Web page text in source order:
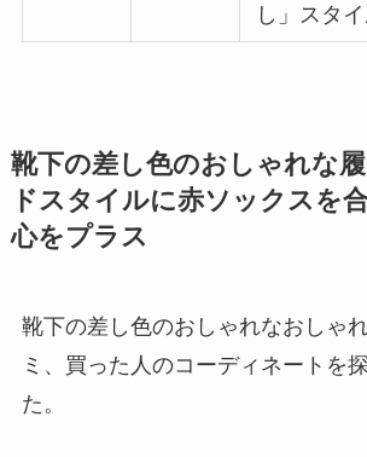
し」スタイ
靴下の差し色のおしゃれな
ドスタイルに赤ソックスを
心をプラス
靴下の差し色のおしゃれなおしゃ
ミ、買った人のコーディネートを
た。